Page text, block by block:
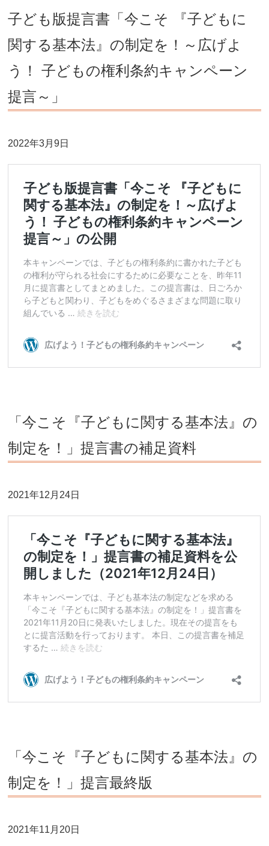
子ども版提言書「今こそ 『子どもに
関する基本法』の制定を！～広げよ
う！ 子どもの権利条約キャンペーン
提言～」
2022年3月9日
「今こそ『子どもに関する基本法』の
制定を！」提言書の補足資料
2021年12月24日
「今こそ『子どもに関する基本法』の
制定を！」提言最終版
2021年11月20日